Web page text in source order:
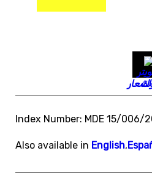
Index Number: MDE 15/006/
Also available in English,